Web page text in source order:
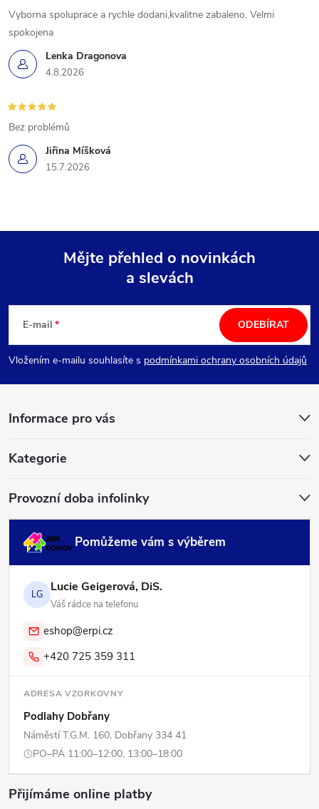
Lenka Dragonova
4.8.2026
Vyborna spoluprace a rychle dodani,kvalitne zabaleno. Velmi
spokojena
Jiřina Míšková
15.7.2026
Bez problémů
p
a
Mějte přehled o novinkách
a slevách
E-mail
Vložením e-mailu souhlasíte s podmínkami ochrany osobních údajů
ODEBÍRAT
Informace pro vás
Kategorie
Provozní doba infolinky
Pomůžeme vám s výběrem
LG Lucie Geigerová, DiS.
Váš rádce na telefonu
eshop@erpi.cz
+420 725 359 311
ADRESA VZORKOVNY
Podlahy Dobřany
Náměstí T.G.M. 160, Dobřany 334 41
PO–PÁ 11:00–12:00, 13:00–18:00
Přijímáme online platby